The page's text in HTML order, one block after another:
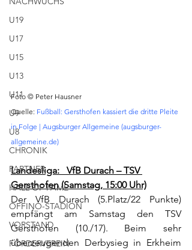
U19
U17
U15
U13
U11
U9
U8
CHRONIK
PARTNER
HALL OF FAME
OFFINO-STADION
VORSTAND
FÖRDERVEREIN
Foto © Peter Hausner
Quelle: Fußball: Gersthofen kassiert die dritte Pleite
in Folge | Augsburger Allgemeine (augsburger-
allgemeine.de)
Landesliga:   VfB Durach – TSV
Gersthofen (Samstag, 15:00 Uhr)
Der VfB Durach (5.Platz/22 Punkte)
empfängt am Samstag den TSV
Gersthofen (10./17). Beim sehr
überzeugenden Derbysieg in Erkheim